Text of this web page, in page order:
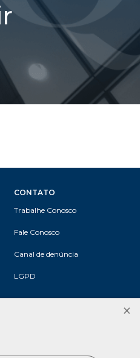
CONTATO
Trabalhe Conosco
Fale Conosco
Canal de denúncia
LGPD
×